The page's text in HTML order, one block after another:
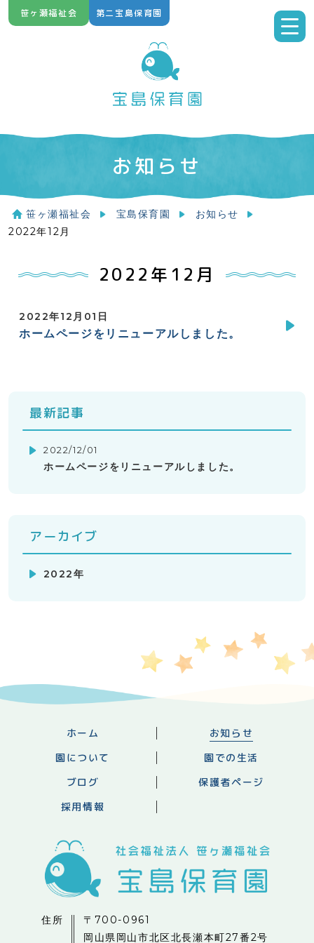
Skip
to
笹ヶ瀬福祉会 第二宝島保育園
お知らせ
笹ヶ瀬福祉会 宝島保育園
お知らせ
2022年12月
2022年12月
2022年12月01日
ホームページをリニューアルしました。
最新記事
2022/12/01
ホームページをリニューアルしました。
アーカイブ
2022年
ホーム
お知らせ
園について
園での生活
ブログ
保護者ページ
採用情報
住所
〒700-0961
岡山県岡山市北区北長瀬本町27番2号